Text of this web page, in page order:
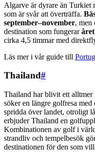
Algarve är dyrare än Turkiet
som är svår att överträffa.
september–november, men
destination som fungerar
cirka 4,5 timmar med
Läs mer i vår guide till
Thailand#
Thailand har blivit ett alltmer
söker en längre golfresa
spridda över landet, otroligt
erbjuder Thailand en
Kombinationen av golf i
strandliv och tempelbesök
destinationen för den som